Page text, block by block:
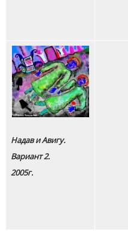
Надав и Авигу.
Вариант 2.
2005г.